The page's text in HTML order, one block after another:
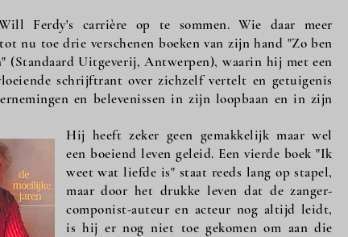
Ferdy's carrière op te sommen. Wie daar meer
nu toe drie verschenen boeken van zijn hand "Zo ben
(Standaard Uitgeverij, Antwerpen), waarin hij met een
schrijftrant over zichzelf vertelt en getuigenis
en belevenissen in zijn loopbaan en in zijn
Hij heeft zeker geen gemakkelijk maar wel
een boeiend leven geleid. Een vierde boek "Ik
weet wat liefde is" staat reeds lang op stapel,
maar door het drukke leven dat de zanger-
componist-auteur en acteur nog altijd leidt,
is hij er nog niet toe gekomen om aan die